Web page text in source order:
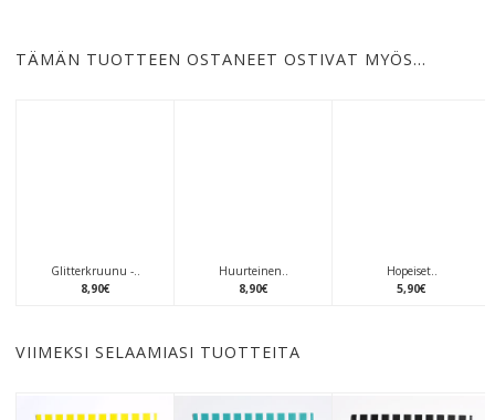
TÄMÄN TUOTTEEN OSTANEET OSTIVAT MYÖS…
Glitterkruunu -..
8,90€
Huurteinen..
8,90€
Hopeiset..
5,90€
VIIMEKSI SELAAMIASI TUOTTEITA